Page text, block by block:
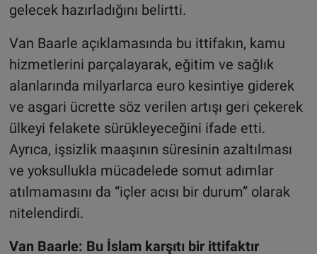
gelecek hazırladığını belirtti.
Van Baarle açıklamasında bu ittifakın, kamu
hizmetlerini parçalayarak, eğitim ve sağlık
alanlarında milyarlarca euro kesintiye giderek
ve asgari ücrette söz verilen artışı geri çekerek
ülkeyi felakete sürükleyeceğini ifade etti.
Ayrıca, işsizlik maaşının süresinin azaltılması
ve yoksullukla mücadelede somut adımlar
atılmamasını da “içler acısı bir durum” olarak
nitelendirdi.
Van Baarle: Bu İslam karşıtı bir ittifaktır